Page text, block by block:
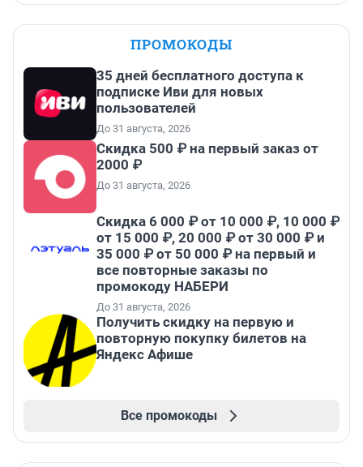
ПРОМОКОДЫ
35 дней бесплатного доступа к
подписке Иви для новых
пользователей
До 31 августа, 2026
Скидка 500 ₽ на первый заказ от
2000 ₽
До 31 августа, 2026
Скидка 6 000 ₽ от 10 000 ₽, 10 000 ₽
от 15 000 ₽, 20 000 ₽ от 30 000 ₽ и
35 000 ₽ от 50 000 ₽ на первый и
все повторные заказы по
промокоду НАБЕРИ
До 31 августа, 2026
Получить скидку на первую и
повторную покупку билетов на
Яндекс Афише
Все промокоды